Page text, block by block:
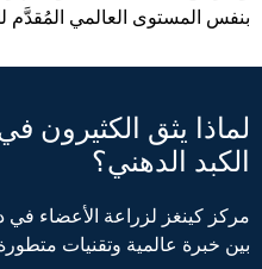
بنفس المستوى العالمي المُقدَّم
لماذا يثق الكثيرون
الكبد الدهني؟
مركز كينغز لزراعة الأعضاء
بين خبرة عالمية وتقنيات